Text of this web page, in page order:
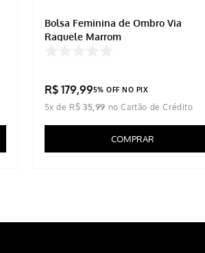
Bolsa Feminina de Ombro Via
Raquele Marrom
R$ 179,995% OFF NO PIX
5x de R$ 35 99
COMPRAR